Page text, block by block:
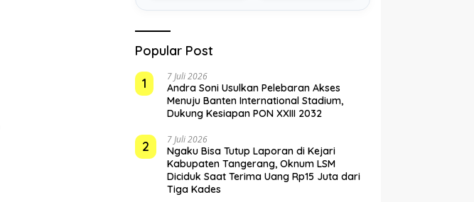
Popular Post
1
7 Juli 2026
Andra Soni Usulkan Pelebaran Akses
Menuju Banten International Stadium,
Dukung Kesiapan PON XXIII 2032
2 7 Juli 2026
Ngaku Bisa Tutup Laporan di Kejari
Kabupaten Tangerang, Oknum LSM
Diciduk Saat Terima Uang Rp15 Juta dari
Tiga Kades